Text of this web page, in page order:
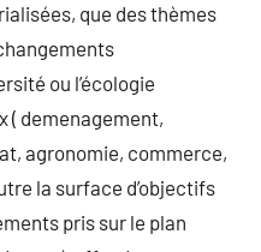
que des thèmes
ou l’écologie
( demenagement,
agronomie, commerce,
la surface d’objectifs
pris sur le plan